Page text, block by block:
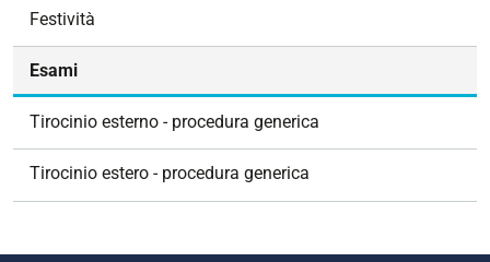
Festività
Esami
Tirocinio esterno - procedura generica
Tirocinio estero - procedura generica